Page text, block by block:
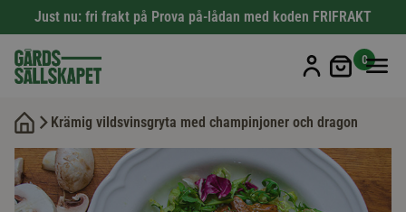
Just nu: fri frakt på Prova på-lådan med koden FRIFRAKT
Min
0
Krämig vildsvinsgryta med champinjoner och dragon